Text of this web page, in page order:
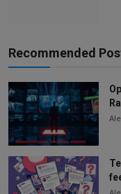
Recommended